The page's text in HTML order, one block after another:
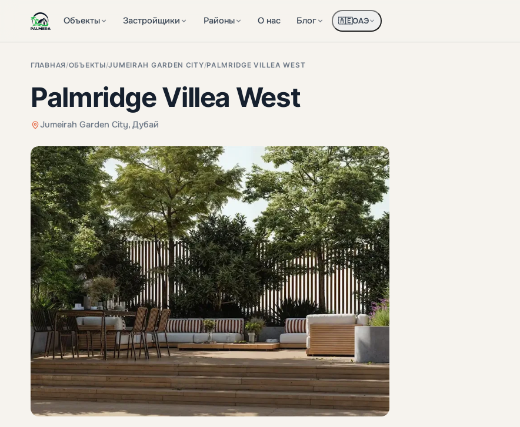
Объекты Застройщики Районы О нас Блог 🇦🇪ОАЭ
ГЛАВНАЯ /ОБЪЕКТЫ/JUMEIRAH GARDEN CITY/PALMRIDGE VILLEA WEST
Palmridge Villea West
Jumeirah Garden City, Дубай